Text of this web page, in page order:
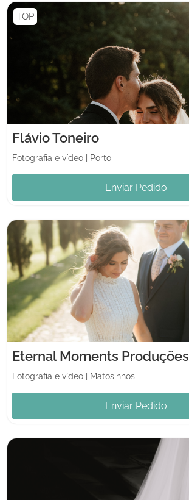
TOP
Flávio Toneiro
Fotografia e vídeo Porto
Enviar Pedido
Eternal Moments Produções
Fotografia e vídeo Matosinhos
Enviar Pedido